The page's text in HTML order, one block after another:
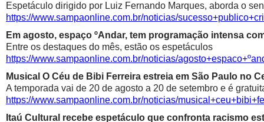
Espetáculo dirigido por Luiz Fernando Marques, aborda o
https://www.sampaonline.com.br/noticias/
Em agosto, espaço ºAndar, tem programação intensa
Entre os destaques do mês, estão os espetáculos
https://www.sampaonline.com.br/noticias/
Musical O Céu de Bibi Ferreira estreia em São Paulo no
A temporada vai de 20 de agosto a 20 de setembro e é
https://www.sampaonline.com.br/noticias/
Itaú Cultural recebe espetáculo que confronta racismo